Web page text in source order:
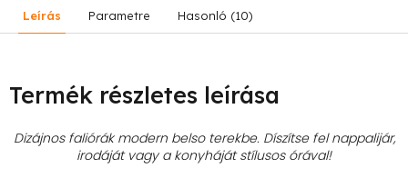
Leírás Parametre Hasonló (10)
Termék részletes leírása
Dizájnos faliórák modern belso terekbe. Díszítse fel nappalijár,
irodáját vagy a konyháját stílusos órával!